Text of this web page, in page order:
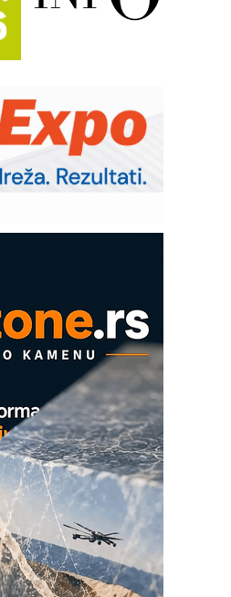
bez složenih
dugoročna korist
- više od 40 godina
INDICATOR
za efikasnije
Hybrid 1500 VDC
sa tečnim
Management